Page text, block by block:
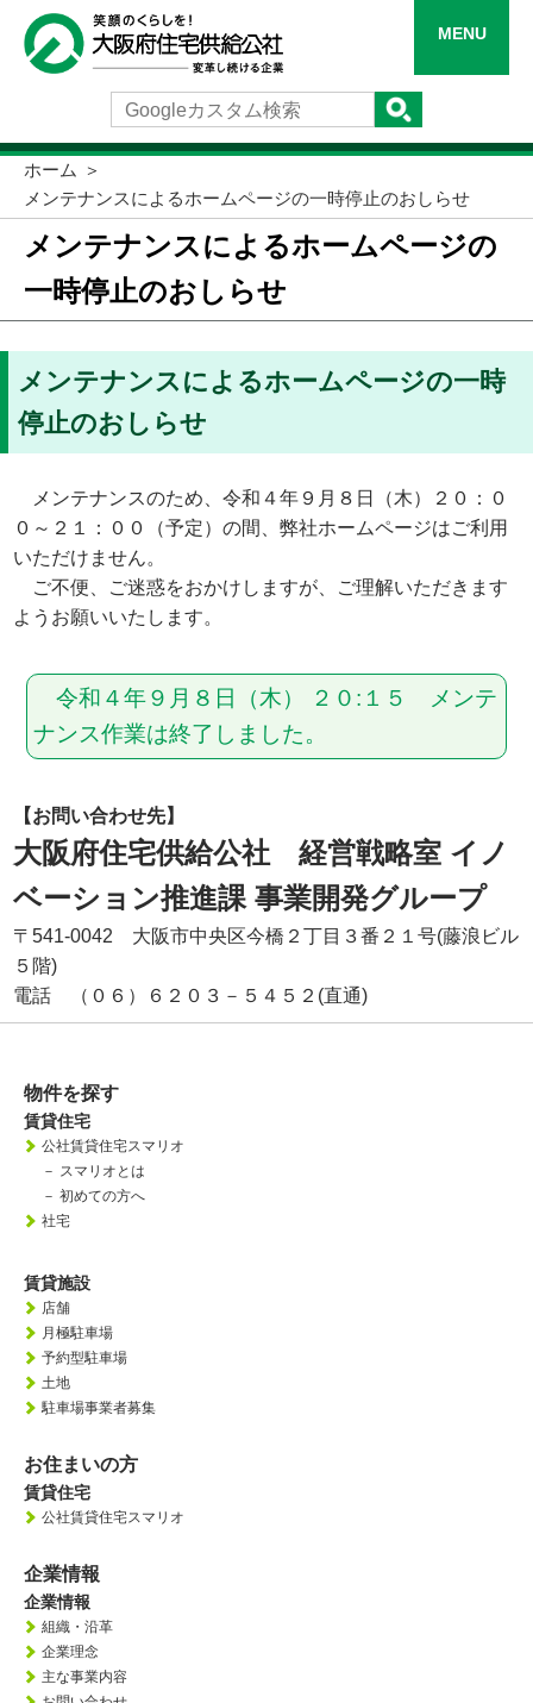
MENU
ホーム
メンテナンスによるホームページの一時停止のおしらせ
メンテナンスによるホームページの
一時停止のおしらせ
メンテナンスによるホームページの一時
停止のおしらせ
メンテナンスのため、令和４年９月８日（木）２０：０
０～２１：００（予定）の間、弊社ホームページはご利用
いただけません。
ご不便、ご迷惑をおかけしますが、ご理解いただきます
ようお願いいたします。
令和４年９月８日（木） ２０:１５ メンテ
ナンス作業は終了しました。
【お問い合わせ先】
大阪府住宅供給公社 経営戦略室 イノ
ベーション推進課 事業開発グループ
〒541-0042 大阪市中央区今橋２丁目３番２１号(藤浪ビル
５階)
電話 （０６）６２０３－５４５２(直通)
物件を探す
賃貸住宅
公社賃貸住宅スマリオ
－ スマリオとは
－ 初めての方へ
社宅
賃貸施設
店舗
月極駐車場
予約型駐車場
土地
駐車場事業者募集
お住まいの方
賃貸住宅
公社賃貸住宅スマリオ
企業情報
企業情報
組織・沿革
企業理念
主な事業内容